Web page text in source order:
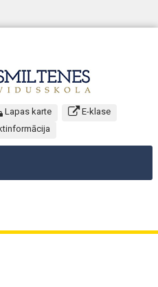
Lapas karte
E-klase